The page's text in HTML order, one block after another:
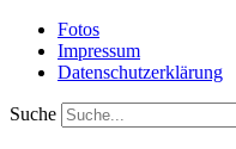
Fotos
Impressum
Datenschutzerklärung
Suche